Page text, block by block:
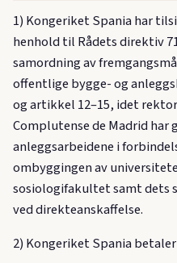
1) Kongeriket Spania har
henhold til Rådets direktiv
samordning av
offentlige bygge- og
og artikkel 12–15, idet
Complutense de Madrid har
anleggsarbeidene i
ombyggingen av
sosiologifakultet samt dets
ved direkteanskaffelse.
2) Kongeriket Spania